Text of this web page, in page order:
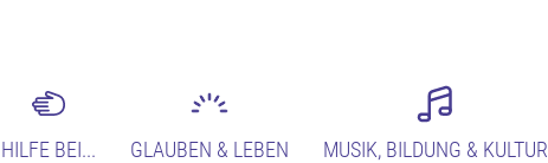
HILFE BEI... GLAUBEN & LEBEN MUSIK, BILDUNG & KULTUR